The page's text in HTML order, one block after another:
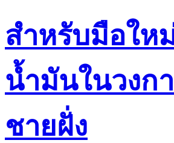
สำหรับมือให
น้ำมันในวงก
ชายฝั่ง